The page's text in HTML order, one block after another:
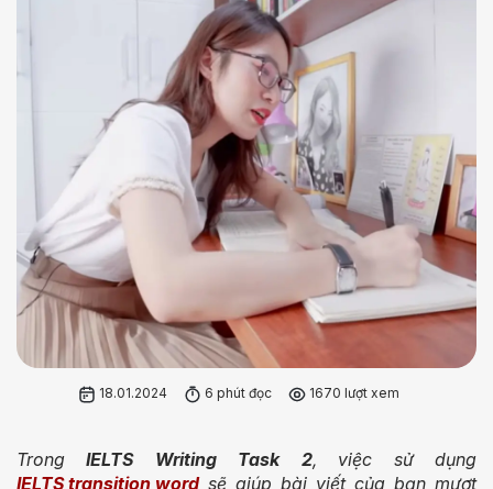
18.01.2024 6 phút đọc 1670 lượt xem
TrongIELTS Writing Task 2, việc sử dụng
IELTS transition wordsẽ giúp bài viết của bạn mượt